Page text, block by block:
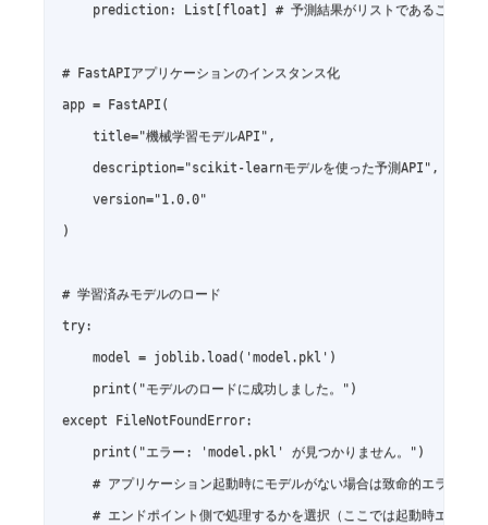
prediction: List[float] # 予測結果がリストであることを
# FastAPIアプリケーションのインスタンス化
app = FastAPI(
    title="機械学習モデルAPI",
    description="scikit-learnモデルを使った予測API",
    version="1.0.0"
)
# 学習済みモデルのロード
try:
    model = joblib.load('model.pkl')
    print("モデルのロードに成功しました。")
except FileNotFoundError:
    print("エラー: 'model.pkl' が見つかりません。")
# アプリケーション起動時にモデルがない場合は致命的エラーと
# エンドポイント側で処理するかを選択（ここでは起動時エラー